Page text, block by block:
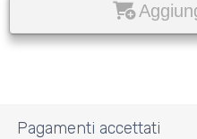
Pagamenti accettati